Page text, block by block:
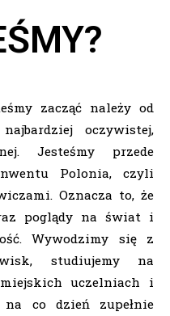
zacząć należy od
oczywistej,
Jesteśmy przede
Polonia, czyli
Oznacza to, że
poglądy na świat i
Wywodzimy się z
studiujemy na
uczelniach i
co dzień zupełnie